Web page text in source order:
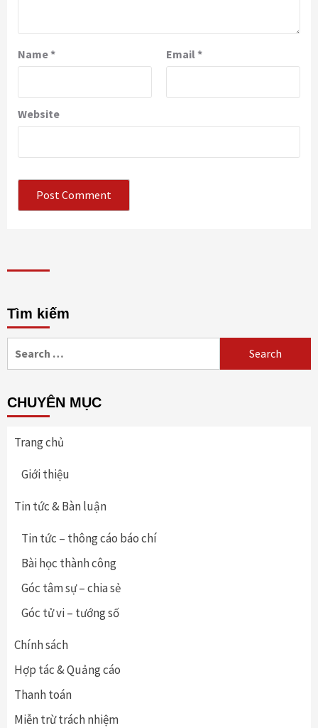
Name* Email *
Website
Tìm kiếm
for:
CHUYÊN MỤC
Trang chủ
Giới thiệu
Tin tức & Bàn luận
Tin tức – thông cáo báo chí
Bài học thành công
Góc tâm sự – chia sẻ
Góc tử vi – tướng số
Chính sách
Hợp tác & Quảng cáo
Thanh toán
Miễn trừ trách nhiệm